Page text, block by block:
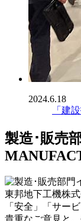
2024.6.18
「建
製造･販売
東邦地下工機株
「安全」「サー
貴重なご意見と